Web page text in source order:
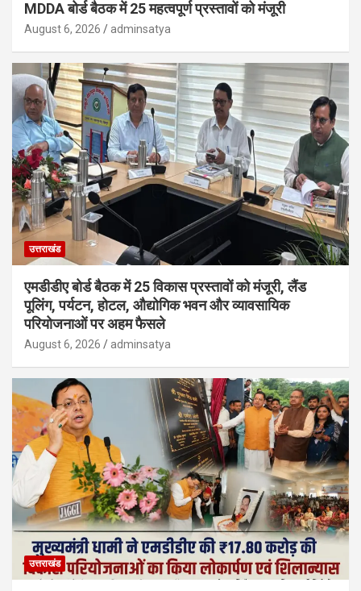
MDDA बोर्ड बैठक में 25 महत्वपूर्ण प्रस्तावों को मंजूरी
August 6, 2026 adminsatya
उत्तराखंड
एमडीडीए बोर्ड बैठक में 25 विकास प्रस्तावों को मंजूरी, लैंड
पूलिंग, पर्यटन, होटल, औद्योगिक भवन और व्यावसायिक
परियोजनाओं पर अहम फैसले
August 6, 2026 adminsatya
उत्तराखंड